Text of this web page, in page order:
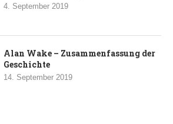
4. September 2019
Alan Wake – Zusammenfassung der
Geschichte
14. September 2019